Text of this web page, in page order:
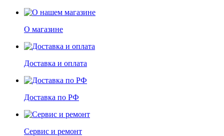
О магазине
Доставка и оплата
Доставка по РФ
Сервис и ремонт